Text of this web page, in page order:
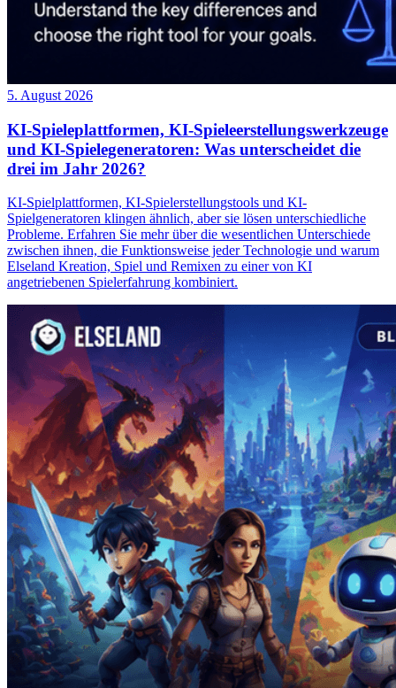
5. August 2026
KI-Spieleplattformen, KI-Spieleerstellungswerkzeuge
und KI-Spielegeneratoren: Was unterscheidet die
drei im Jahr 2026?
KI-Spielplattformen, KI-Spielerstellungstools und KI-
Spielgeneratoren klingen ähnlich, aber sie lösen unterschiedliche
Probleme. Erfahren Sie mehr über die wesentlichen Unterschiede
zwischen ihnen, die Funktionsweise jeder Technologie und warum
Elseland Kreation, Spiel und Remixen zu einer von KI
angetriebenen Spielerfahrung kombiniert.